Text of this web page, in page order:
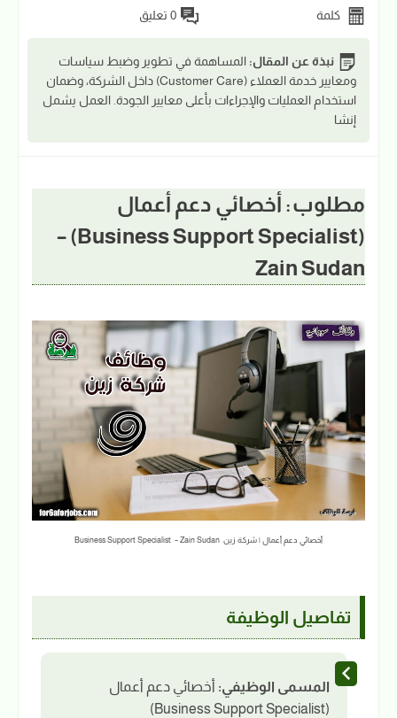
كلمة
0 تعليق
نبذة عن المقال: المساهمة في تطوير وضبط سياسات
ومعايير خدمة العملاء (Customer Care) داخل الشركة، وضمان
استخدام العمليات والإجراءات بأعلى معايير الجودة. العمل يشمل
إنشا
مطلوب : أخصائي دعم أعمال
(Business Support Specialist) –
Zain Sudan
أخصائي دعم أعمال | شركة زين Business Support Specialist – Zain Sudan
تفاصيل الوظيفة
المسمى الوظيفي: أخصائي دعم أعمال
(Business Support Specialist)